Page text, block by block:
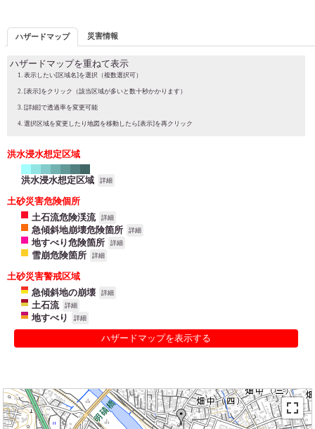
ハザードマップ 災害情報
ハザードマップを重ねて表示
表示したい[区域名]を選択（複数選択可）
[表示]をクリック（該当区域が多いと数十秒かかります）
[詳細]で透過率を変更可能
選択区域を変更したり地図を移動したら[表示]を再クリック
洪水浸水想定区域
洪水浸水想定区域 詳細
土砂災害危険個所
土石流危険渓流
詳細
急傾斜地崩壊危険箇所 詳細
地すべり危険箇所 詳細
雪崩危険箇所 詳細
土砂災害警戒区域
急傾斜地の崩壊
詳細
土石流 詳細
地すべり 詳細
ハザードマップを表示する